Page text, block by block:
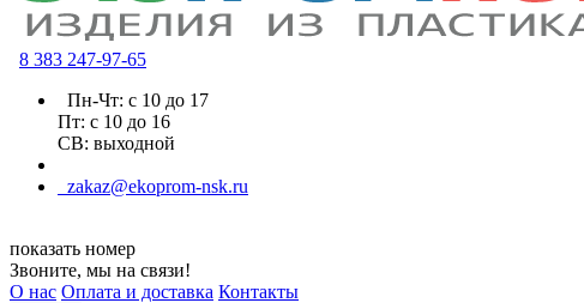
8 383 247-97-65
Пн-Чт: с 10 до 17
Пт: с 10 до 16
СВ: выходной
zakaz@ekoprom-nsk.ru
показать номер
Звоните, мы на связи!
О нас Оплата и доставка Контакты